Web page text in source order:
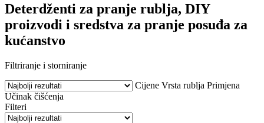
Deterdženti za pranje rublja, DIY
proizvodi i sredstva za pranje posuđa za
kućanstvo
Filtriranje i storniranje
Cijene Vrsta rublja Primjena
Učinak čišćenja
Filteri